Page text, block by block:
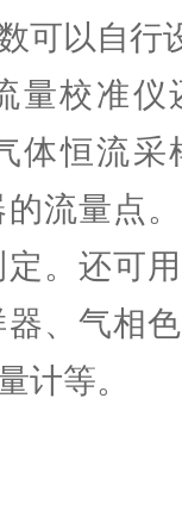
可以自行
量校准
体恒流
流量点
。还可
、气相
计等。